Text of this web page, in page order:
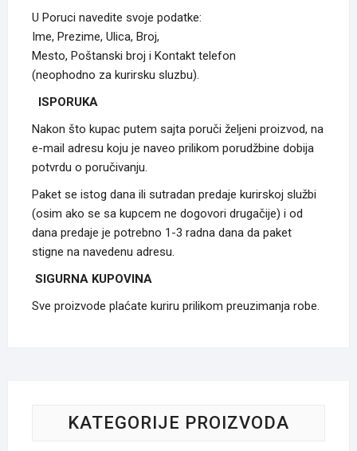
U Poruci navedite svoje podatke:
Ime, Prezime, Ulica, Broj,
Mesto, Poštanski broj i Kontakt telefon
(neophodno za kurirsku sluzbu).
ISPORUKA
Nakon što kupac putem sajta poruči željeni proizvod, na
e-mail adresu koju je naveo prilikom porudžbine dobija
potvrdu o poručivanju.
Paket se istog dana ili sutradan predaje kurirskoj službi
(osim ako se sa kupcem ne dogovori drugačije) i od
dana predaje je potrebno 1-3 radna dana da paket
stigne na navedenu adresu.
SIGURNA KUPOVINA
Sve proizvode plaćate kuriru prilikom preuzimanja robe.
KATEGORIJE PROIZVODA